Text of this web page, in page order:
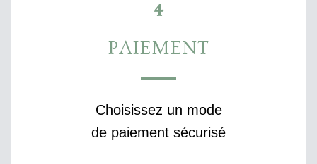
4
PAIEMENT
Choisissez un mode
de paiement sécurisé